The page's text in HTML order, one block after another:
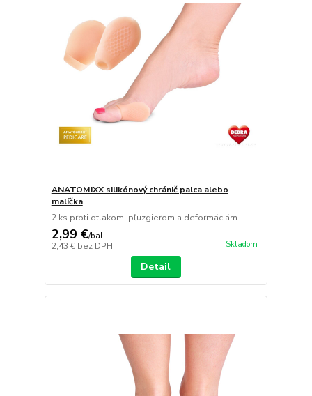
ANATOMIXX silikónový chránič palca alebo
malíčka
2 ks proti otlakom, pľuzgierom a deformáciám.
2,99 €/bal
2,43 € bez DPH Skladom
Detail